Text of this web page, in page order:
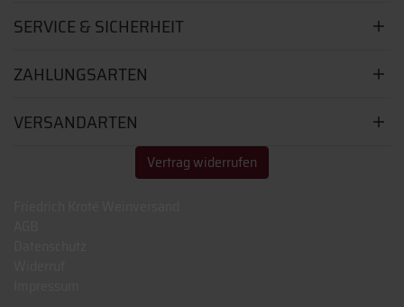
SERVICE & SICHERHEIT
ZAHLUNGSARTEN
VERSANDARTEN
Vertrag widerrufen